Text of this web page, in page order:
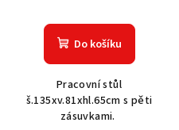
Do košíku
Pracovní stůl
š.135xv.81xhl.65cm s pěti
zásuvkami.